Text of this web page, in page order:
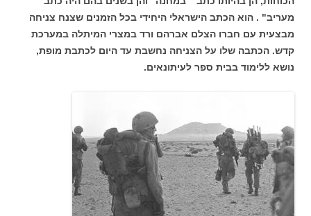
מעריב" . הוא הכתב הישראלי היחידי בכל הזמנים שצנח צניחה
מבצעית עם חברו הצלם אברהם ורד במצרי המיתלה במערכת
קדש. הכתבה שלו על הצניחה נחשבת עד היום לכתבת מופת,
נושא ללימוד בבית ספר לעיתונאים.